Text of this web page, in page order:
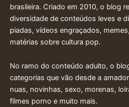
brasileira. Criado em 2010, o blog
diversidade de conteúdos leves e
piadas, vídeos engraçados,
matérias sobre cultura pop.
No ramo do conteúdo adulto, o
categorias que vão desde a
nuas, novinhas, sexo, morenas,
filmes porno e muito mais.